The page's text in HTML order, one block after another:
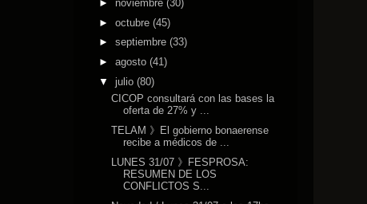
► noviembre (30)
► octubre (45)
► septiembre (33)
► agosto (41)
▼ julio (80)
CICOP consultará con las bases la
oferta de 27% y ...
TELAM 》El gobierno bonaerense
recibe a médicos de ...
LUNES 31/07 》FESPROSA:
RESUMEN DE LOS
CONFLICTOS S...